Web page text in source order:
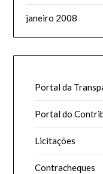
janeiro 2008
Portal da
Portal do
Licitações
Contracheques